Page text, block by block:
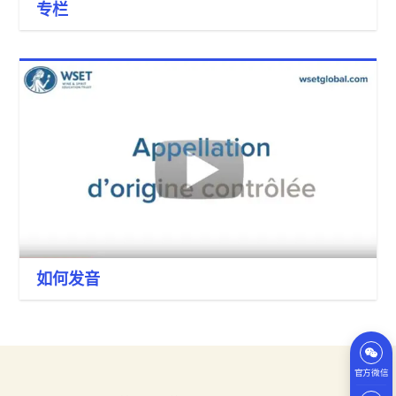
专栏
如何发音
官方微信